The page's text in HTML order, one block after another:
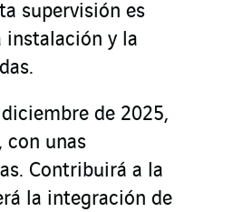
supervisión es
instalación y la
de 2025,
con unas
Contribuirá a la
la integración de